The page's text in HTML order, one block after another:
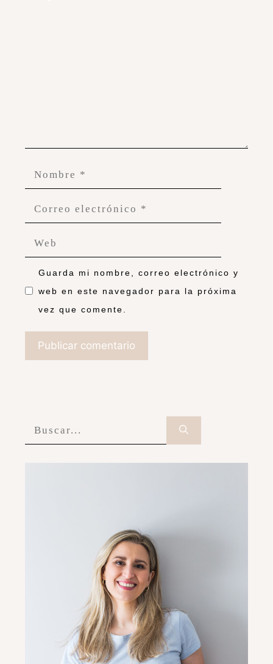
Guarda mi nombre, correo electrónico y
web en este navegador para la próxima
vez que comente.